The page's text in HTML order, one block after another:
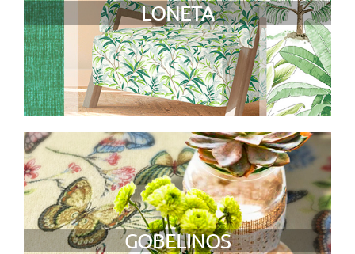
LONETA
GOBELINOS